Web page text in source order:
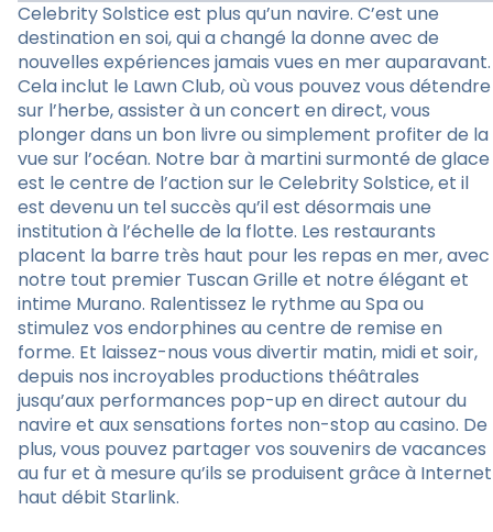
Celebrity Solstice est plus qu’un navire. C’est une
destination en soi, qui a changé la donne avec de
nouvelles expériences jamais vues en mer auparavant.
Cela inclut le Lawn Club, où vous pouvez vous détendre
sur l’herbe, assister à un concert en direct, vous
plonger dans un bon livre ou simplement profiter de la
vue sur l’océan. Notre bar à martini surmonté de glace
est le centre de l’action sur le Celebrity Solstice, et il
est devenu un tel succès qu’il est désormais une
institution à l’échelle de la flotte. Les restaurants
placent la barre très haut pour les repas en mer, avec
notre tout premier Tuscan Grille et notre élégant et
intime Murano. Ralentissez le rythme au Spa ou
stimulez vos endorphines au centre de remise en
forme. Et laissez-nous vous divertir matin, midi et soir,
depuis nos incroyables productions théâtrales
jusqu’aux performances pop-up en direct autour du
navire et aux sensations fortes non-stop au casino. De
plus, vous pouvez partager vos souvenirs de vacances
au fur et à mesure qu’ils se produisent grâce à Internet
haut débit Starlink.